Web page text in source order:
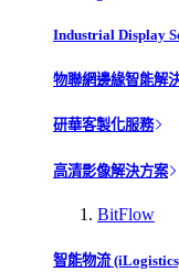
Industrial Display
物聯網邊緣智能解
研華客製化服務
高清影像解決方案
BitFlow
智能物流